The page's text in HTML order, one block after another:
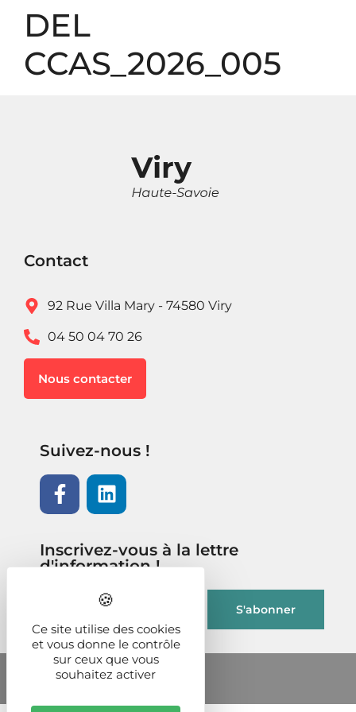
DEL
CCAS_2026_005
Contact
92 Rue Villa Mary - 74580 Viry
04 50 04 70 26
Nous contacter
Suivez-nous !
Inscrivez-vous à la lettre
d'information !
Ce site utilise des cookies
et vous donne le contrôle
sur ceux que vous
souhaitez activer